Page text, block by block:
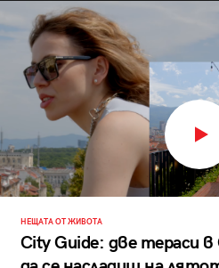
НЕЩАТА ОТ ЖИВОТА
City Guide: две тераси